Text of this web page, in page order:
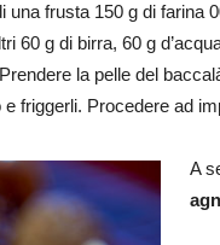
una frusta 150 g di farina
60 g di birra, 60 g
la pelle del
friggerli. Procedere ad
A